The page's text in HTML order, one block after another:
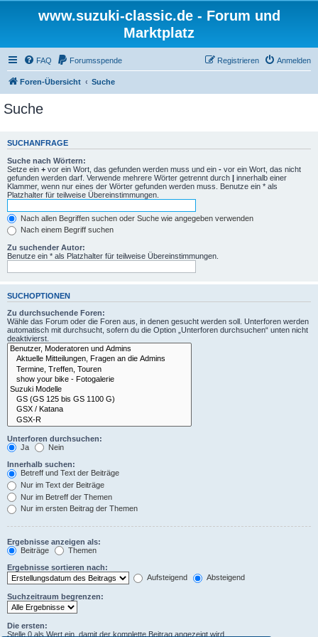
www.suzuki-classic.de - Forum und
Marktplatz
FAQ Forumsspende Anmelden
Registrieren
Foren-Übersicht Suche
Suche
SUCHANFRAGE
Suche nach Wörtern:
Setze ein + vor ein Wort, das gefunden werden muss und ein - vor ein Wort, das nicht
gefunden werden darf. Verwende mehrere Wörter getrennt durch | innerhalb einer
Klammer, wenn nur eines der Wörter gefunden werden muss. Benutze ein * als
Platzhalter für teilweise Übereinstimmungen.
Nach allen Begriffen suchen oder Suche wie angegeben verwenden
Nach einem Begriff suchen
Zu suchender Autor:
Benutze ein * als Platzhalter für teilweise Übereinstimmungen.
SUCHOPTIONEN
Zu durchsuchende Foren:
Wähle das Forum oder die Foren aus, in denen gesucht werden soll. Unterforen werden
automatisch mit durchsucht, sofern du die Option „Unterforen durchsuchen“ unten nicht
deaktivierst.
Unterforen durchsuchen:
Ja
Nein
Innerhalb suchen:
Betreff und Text der Beiträge
Nur im Text der Beiträge
Nur im Betreff der Themen
Nur im ersten Beitrag der Themen
Ergebnisse anzeigen als:
Beiträge
Themen
Ergebnisse sortieren nach:
Aufsteigend
Absteigend
Suchzeitraum begrenzen:
Die ersten:
Stelle 0 als Wert ein, damit der komplette Beitrag angezeigt wird.